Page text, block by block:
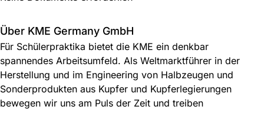
Über KME Germany GmbH
Für Schülerpraktika bietet die KME ein denkbar
spannendes Arbeitsumfeld. Als Weltmarktführer in der
Herstellung und im Engineering von Halbzeugen und
Sonderprodukten aus Kupfer und Kupferlegierungen
bewegen wir uns am Puls der Zeit und treiben